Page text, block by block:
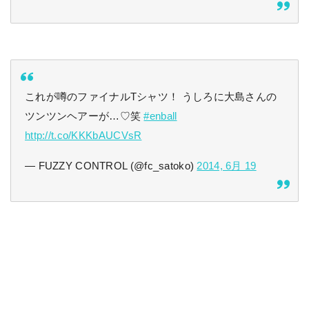
これが噂のファイナルTシャツ！ うしろに大島さんの
ツンツンヘアーが…♡笑#enball
http://t.co/KKKbAUCVsR
— FUZZY CONTROL (@fc_satoko) 2014, 6月 19